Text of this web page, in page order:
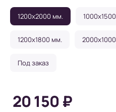
1200x2000 мм.
1200x1800 мм.
Под заказ
20 150 ₽